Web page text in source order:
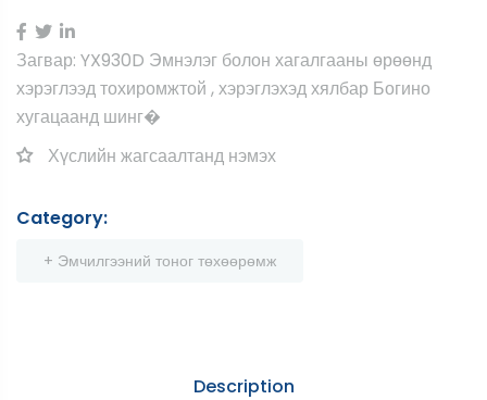
Загвар: YX930D Эмнэлэг болон хагалгааны өрөөнд
хэрэглээд тохиромжтой , хэрэглэхэд хялбар Богино
хугацаанд шинг�
Хүслийн жагсаалтанд нэмэх
Category:
+ Эмчилгээний тоног төхөөрөмж
Description